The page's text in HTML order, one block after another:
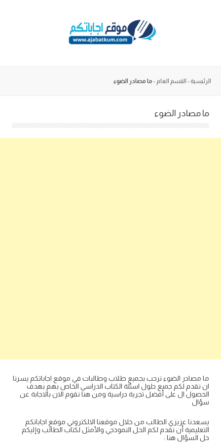
الرئيسية - القسم العام - ما مصادر الضوء
ما مصادر الضوء
ما مصادر الضوء نرحب بجميع طلاب وطالبات في موقع اجاباتكم يسرنا
ان نقدم لكم جميع حلول اسئلة الكتاب الدراسي الخاص بهم بهدف
الحصول ال على أفضل تجربة دراسية ومن هنا نقوم الان بالاجابة عن
سؤال
يسعدنا عزيزي الطالب من خلال موقعنا الالكتروني موقع اجاباتكم
التعليمية أن تقدم لكم الحل النموذجي والأمثل لكتاب الطالب وإليكم
حل السؤال هنا :